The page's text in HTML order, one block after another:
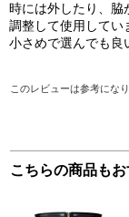
時には外したり、脇
調整して使用してい
小さめで選んでも良
このレビューは参考にな
こちらの商品も